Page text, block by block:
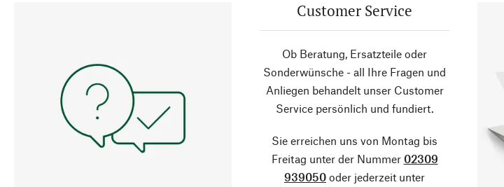
Customer Service
Ob Beratung, Ersatzteile oder
Sonderwünsche - all Ihre Fragen und
Anliegen behandelt unser Customer
Service persönlich und fundiert.
Sie erreichen uns von Montag bis
Freitag unter der Nummer 02309
939050 oder jederzeit unter